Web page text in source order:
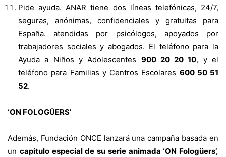
Pide ayuda. ANAR tiene dos líneas telefónicas, 24/7,
seguras, anónimas, confidenciales y gratuitas para
España. atendidas por psicólogos, apoyados por
trabajadores sociales y abogados. El teléfono para la
Ayuda a Niños y Adolescentes 900 20 20 10, y el
teléfono para Familias y Centros Escolares 600 50 51
52.
‘ON FOLOGÜERS’
Además, Fundación ONCE lanzará una campaña basada en
un capítulo especial de su serie animada ‘ON Fologüers’,